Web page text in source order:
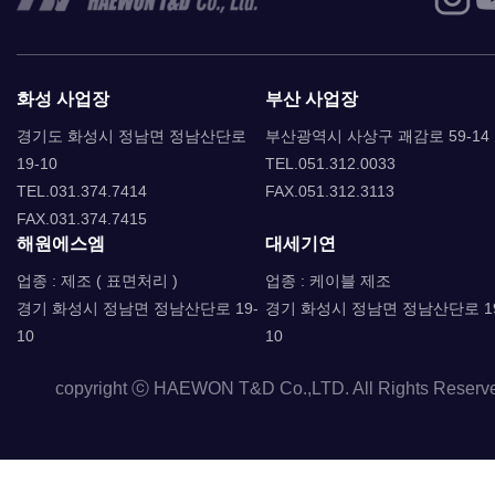
화성 사업장
경기도 화성시 정남면 정남산단로
19-10
TEL.031.374.7414
FAX.031.374.7415
부산 사업장
부산광역시 사상구 괘감로 59-14
TEL.051.312.0033
FAX.051.312.3113
해원에스엠
업종 : 제조 ( 표면처리 )
경기 화성시 정남면 정남산단로 19-
10
대세기연
업종 : 케이블 제조
경기 화성시 정남면 정남산단로
10
copyright ⓒ HAEWON T&D Co.,LTD. All Rights